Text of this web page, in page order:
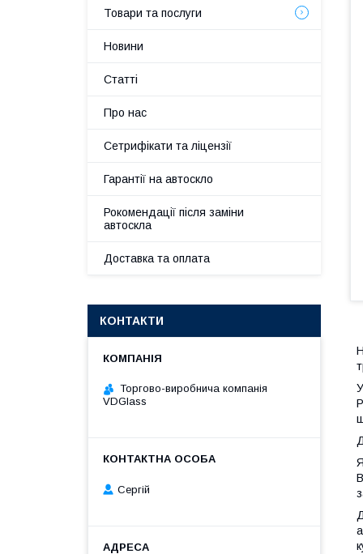
Товари та послуги
Новини
Статті
Про нас
Сетрифікати та ліцензії
Гарантії на автоскло
Рокомендації після заміни
автоскла
Доставка та оплата
КОНТАКТИ
Торгово-виробнича компанія
VDGlass
Сергій